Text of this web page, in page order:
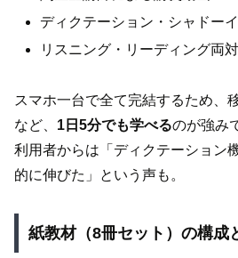
ディクテーション・シャドー
リスニング・リーディング両
スマホ一台で全て完結するため、
など、 1日5分でも学べるのが強み
利用者からは「ディクテーション
的に伸びた」という声も。
紙教材（8冊セット）の構成